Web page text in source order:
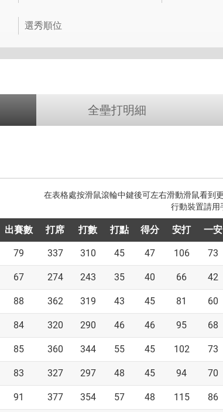
選秀順位
全壘打明細
出賽數 打席 打數 打點 得分 安打 一安
79 337 310 45 47 106 73
67 274 243 35 40 66 42
88 362 319 43 45 81 60
84 320 290 46 46 95 68
85 360 344 55 45 102 73
83 327 297 48 45 94 70
91 377 354 57 48 115 86